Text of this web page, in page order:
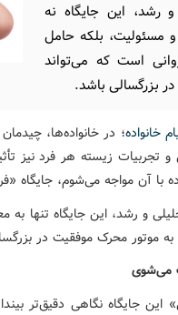
رشد، این جایگاه نه
مسئولیت، بلکه حامل
است که می‌تواند
بزرگسالی باشد.
خانواده؛ در خانواده‌ها،
تجربیات زیسته هر فرد نیز
با آن مواجه می‌شوم، جایگاه
و رشد، این جایگاه تنها
موتور محرک موفقیت در
می‌شوی
این جایگاه نگاهی دقیق‌تر